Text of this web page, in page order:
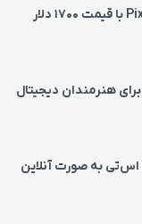
جعبه‌های گوشی Pixel 11 Pro XL با قیمت ۱۷۰۰ دلار
تبلت Wacom MovinkPad 11 برای هنرمندان دیجیتال
اس‌تی به‌ صورت آنلاین